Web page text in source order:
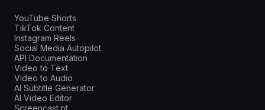
YouTube Shorts
TikTok Content
Instagram Reels
Social Media Autopilot
API Documentation
Video to Text
Video to Audio
AI Subtitle Generator
AI Video Editor